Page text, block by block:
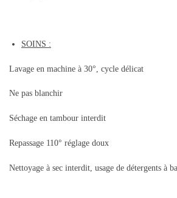
SOINS :
Lavage en machine à 30°, cycle délicat
Ne pas blanchir
Séchage en tambour interdit
Repassage 110° réglage doux
Nettoyage à sec interdit, usage de détergents à